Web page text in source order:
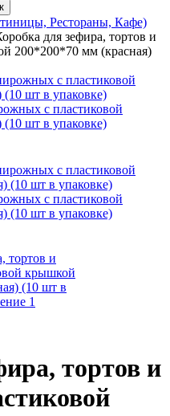
Рестораны, Кафе)
для зефира, тортов и
200*200*70 мм (красная)
с пластиковой
шт в упаковке)
с пластиковой
(10 шт в упаковке)
тортов и